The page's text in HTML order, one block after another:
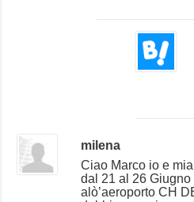
milena
Ciao Marco io e
dal 21 al 26
alò’aeroporto CH